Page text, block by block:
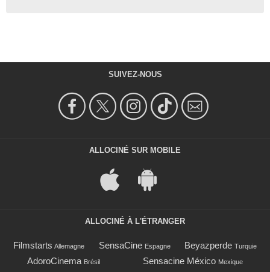
SUIVEZ-NOUS
ALLOCINÉ SUR MOBILE
ALLOCINÉ À L'ÉTRANGER
Filmstarts Allemagne SensaCine Espagne Beyazperde Turquie
AdoroCinema Brésil Sensacine México Mexique